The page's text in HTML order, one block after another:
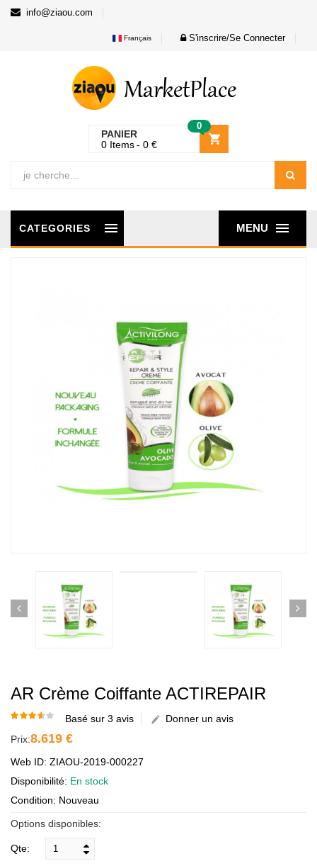
info@ziaou.com
Français S'inscrire/Se Connecter
PANIER
0
0 Items 0 €
MENU
CATEGORIES
AR Crème Coiffante ACTIREPAIR
Basé sur 3 avis
Donner un avis
Prix:8.619 €
Web ID: ZIAOU-2019-000227
Disponibilité: En stock
Condition: Nouveau
Options disponibles:
Qte: